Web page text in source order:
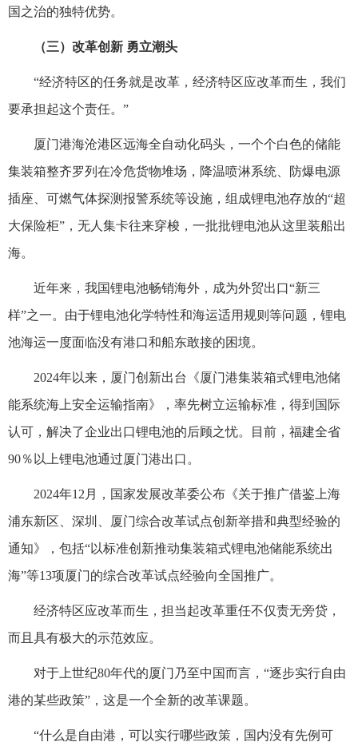
国之治的独特优势。
（三）改革创新 勇立潮头
“经济特区的任务就是改革，经济特区应改革而生，我们
要承担起这个责任。”
厦门港海沧港区远海全自动化码头，一个个白色的储能
集装箱整齐罗列在冷危货物堆场，降温喷淋系统、防爆电源
插座、可燃气体探测报警系统等设施，组成锂电池存放的“超
大保险柜”，无人集卡往来穿梭，一批批锂电池从这里装船出
海。
近年来，我国锂电池畅销海外，成为外贸出口“新三
样”之一。由于锂电池化学特性和海运适用规则等问题，锂电
池海运一度面临没有港口和船东敢接的困境。
2024年以来，厦门创新出台《厦门港集装箱式锂电池储
能系统海上安全运输指南》，率先树立运输标准，得到国际
认可，解决了企业出口锂电池的后顾之忧。目前，福建全省
90％以上锂电池通过厦门港出口。
2024年12月，国家发展改革委公布《关于推广借鉴上海
浦东新区、深圳、厦门综合改革试点创新举措和典型经验的
通知》，包括“以标准创新推动集装箱式锂电池储能系统出
海”等13项厦门的综合改革试点经验向全国推广。
经济特区应改革而生，担当起改革重任不仅责无旁贷，
而且具有极大的示范效应。
对于上世纪80年代的厦门乃至中国而言，“逐步实行自由
港的某些政策”，这是一个全新的改革课题。
“什么是自由港，可以实行哪些政策，国内没有先例可